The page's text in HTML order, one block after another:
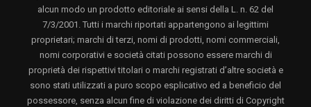
alcun modo un prodotto editoriale ai sensi della L. n. 62 del
7/3/2001. Tutti i marchi riportati appartengono ai legittimi
proprietari; marchi di terzi, nomi di prodotti, nomi commerciali,
nomi corporativi e società citati possono essere marchi di
proprietà dei rispettivi titolari o marchi registrati d’altre società e
sono stati utilizzati a puro scopo esplicativo ed a beneficio del
possessore, senza alcun fine di violazione dei diritti di Copyright